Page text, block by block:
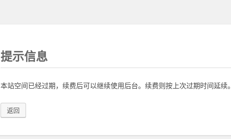
提示信息
本站空间已经过期，续费后可以继续使用后台。续费则按上次过期时间延续。
返回